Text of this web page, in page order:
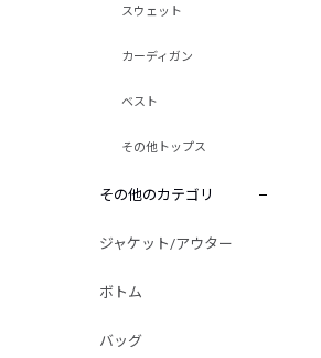
スウェット
カーディガン
ベスト
その他トップス
その他のカテゴリ
ジャケット/アウター
ボトム
バッグ